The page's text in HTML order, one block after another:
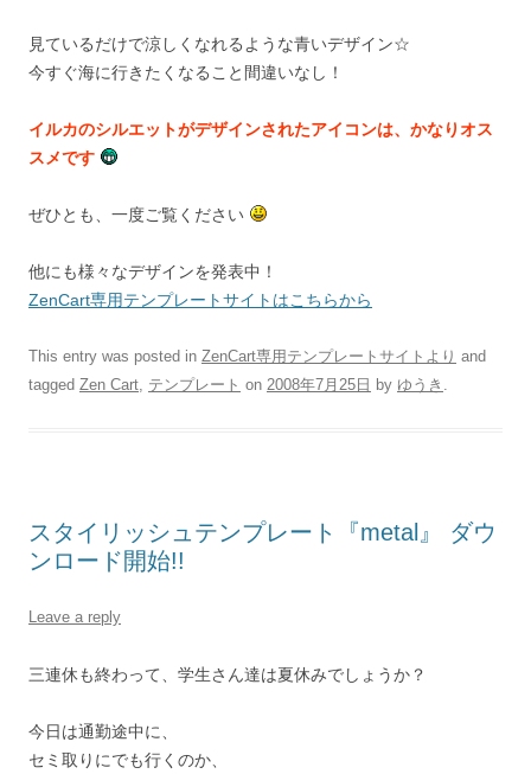
見ているだけで涼しくなれるような青いデザイン☆
今すぐ海に行きたくなること間違いなし！
イルカのシルエットがデザインされたアイコンは、かなりオス
スメです
ぜひとも、一度ご覧ください
他にも様々なデザインを発表中！
ZenCart専用テンプレートサイトはこちらから
This entry was posted in ZenCart専用テンプレートサイトより and
tagged Zen Cart, テンプレート on 2008年7月25日 by ゆうき .
スタイリッシュテンプレート『metal』 ダウ
ンロード開始!!
Leave a reply
三連休も終わって、学生さん達は夏休みでしょうか？
今日は通勤途中に、
セミ取りにでも行くのか、